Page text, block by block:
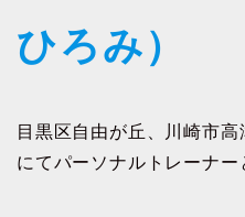
ひろみ）
目黒区自由が丘、川崎市
にてパーソナルトレーナー